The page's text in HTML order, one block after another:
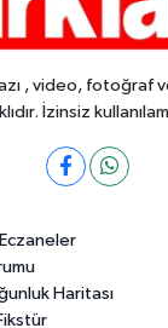
, video, fotoğraf
İzinsiz
Haritası